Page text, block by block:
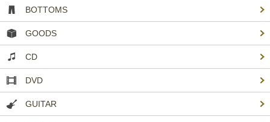
BOTTOMS
GOODS
CD
DVD
GUITAR